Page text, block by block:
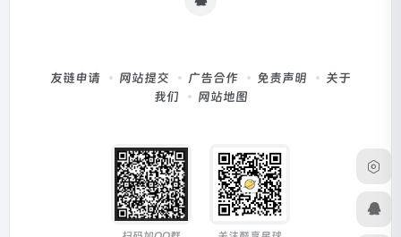
友链申请 网站提交 广告合作 免责声明
关于
我们
网站地图